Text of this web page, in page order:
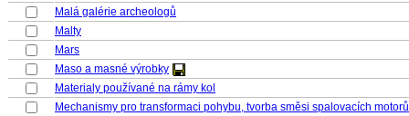
Malá galérie archeologů
Malty
Mars
Maso a masné výrobky
Materialy používané na rámy kol
Mechanismy pro transformaci pohybu, tvorba směsi spalovacích motorů